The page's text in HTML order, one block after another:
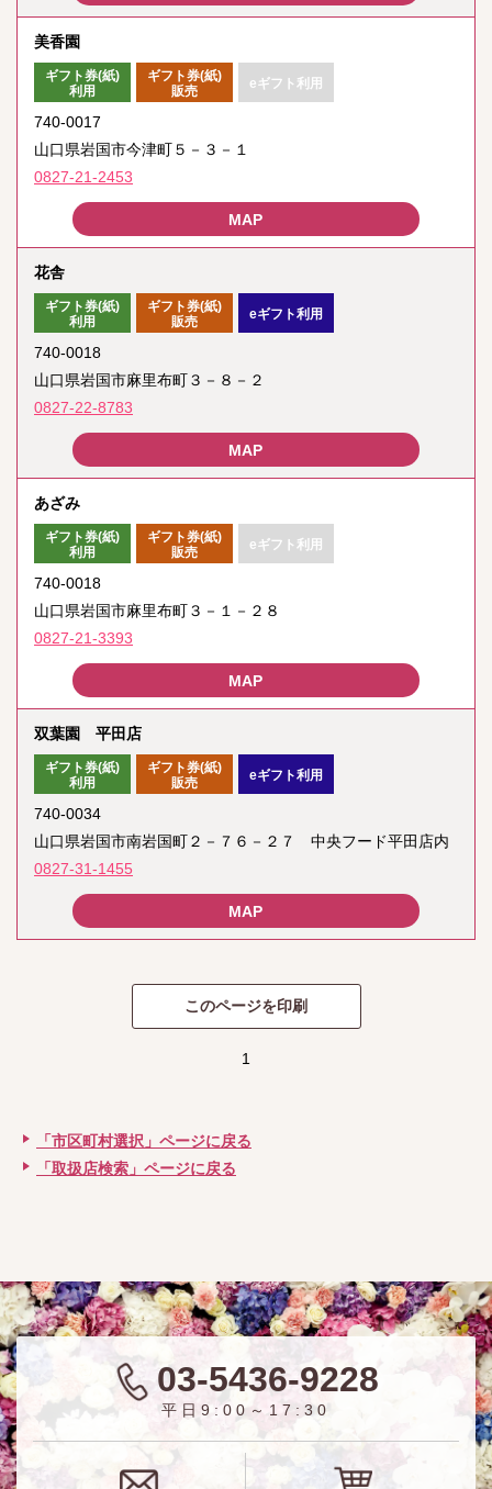
美香園
ギフト券(紙)
利用
ギフト券(紙)
販売
eギフト利用
740-0017
山口県岩国市今津町５－３－１
0827-21-2453
花舎
ギフト券(紙)
利用
ギフト券(紙)
販売
eギフト利用
740-0018
山口県岩国市麻里布町３－８－２
0827-22-8783
あざみ
ギフト券(紙)
利用
ギフト券(紙)
販売
eギフト利用
740-0018
山口県岩国市麻里布町３－１－２８
0827-21-3393
双葉園 平田店
ギフト券(紙)
利用
ギフト券(紙)
販売
eギフト利用
740-0034
山口県岩国市南岩国町２－７６－２７ 中央フード平田店内
0827-31-1455
1
「市区町村選択」ページに戻る
「取扱店検索」ページに戻る
03-5436-9228
平日9:00～17:30